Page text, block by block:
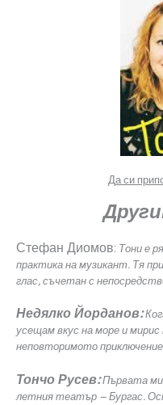
Да си
Стефан Диомов: Тони е
практика на музикант. Тя
глас, съчетан с
Недялко Йорданов:
усещам вкус на море и
неповторимото
Тончо Русев:Първата
летния театър – Бургас.